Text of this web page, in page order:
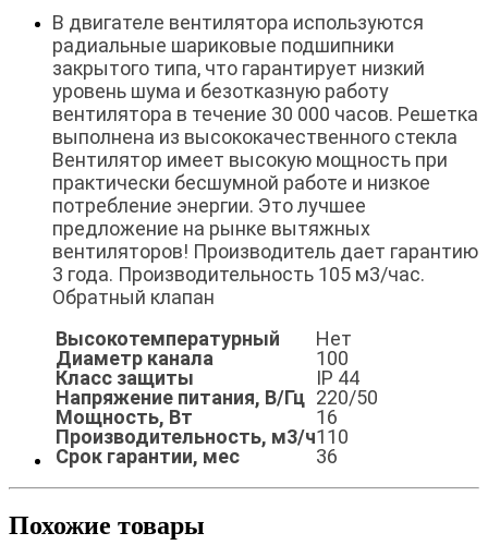
В двигателе вентилятора используются
радиальные шариковые подшипники
закрытого типа, что гарантирует низкий
уровень шума и безотказную работу
вентилятора в течение 30 000 часов. Решетка
выполнена из высококачественного стекла
Вентилятор имеет высокую мощность при
практически бесшумной работе и низкое
потребление энергии. Это лучшее
предложение на рынке вытяжных
вентиляторов! Производитель дает гарантию
3 года. Производительность 105 м3/час.
Обратный клапан
Высокотемпературный
Нет
Диаметр канала
100
Класс защиты
IP 44
Напряжение питания, В/Гц 220/50
Мощность, Вт
16
Производительность, м3/ч110
Срок гарантии, мес
36
Похожие товары